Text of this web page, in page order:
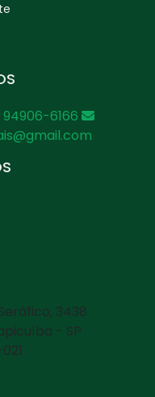
94906-6166
3438
- SP